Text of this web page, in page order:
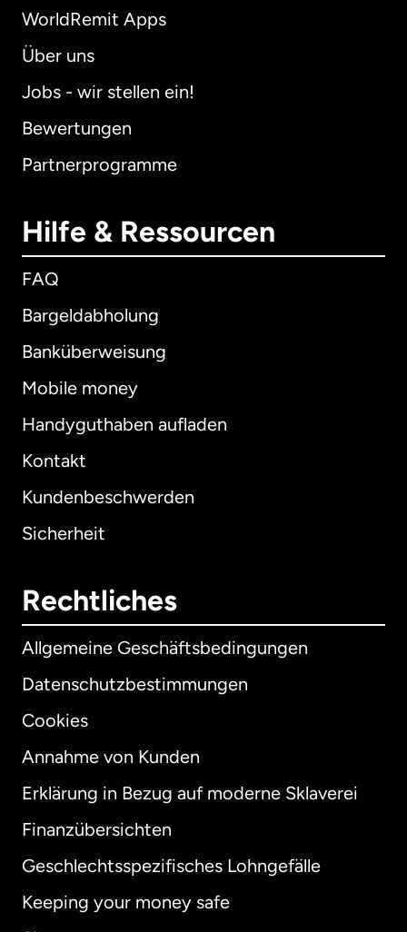
WorldRemit Apps
Über uns
Jobs - wir stellen ein!
Bewertungen
Partnerprogramme
Hilfe & Ressourcen
FAQ
Bargeldabholung
Banküberweisung
Mobile money
Handyguthaben aufladen
Kontakt
Kundenbeschwerden
Sicherheit
Rechtliches
Allgemeine Geschäftsbedingungen
Datenschutzbestimmungen
Cookies
Annahme von Kunden
Erklärung in Bezug auf moderne Sklaverei
Finanzübersichten
Geschlechtsspezifisches Lohngefälle
Keeping your money safe
International English
Australien